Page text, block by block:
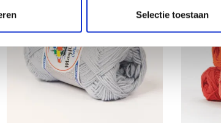
Selectie toestaan
Wil je liever nieuws ontvangen
Ja, graag!